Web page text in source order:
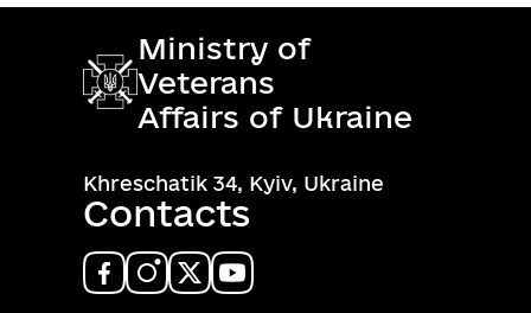
Ministry of
Veterans
Affairs of Ukraine
Khreschatik 34, Kyiv, Ukraine
Contacts